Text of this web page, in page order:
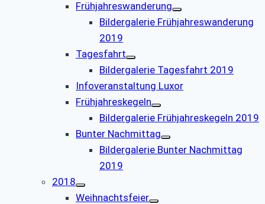
Frühjahreswanderung
Bildergalerie Frühjahreswanderung
2019
Tagesfahrt
Bildergalerie Tagesfahrt 2019
Infoveranstaltung Luxor
Frühjahreskegeln
Bildergalerie Frühjahreskegeln 2019
Bunter Nachmittag
Bildergalerie Bunter Nachmittag
2019
2018
Weihnachtsfeier